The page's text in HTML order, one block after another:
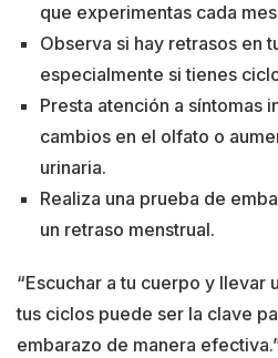
que experimentas cada
Observa si hay retrasos en
especialmente si tienes
Presta atención a síntomas
cambios en el olfato o
urinaria.
Realiza una prueba de
un retraso menstrual.
“Escuchar a tu cuerpo y llevar
tus ciclos puede ser la clave
embarazo de manera